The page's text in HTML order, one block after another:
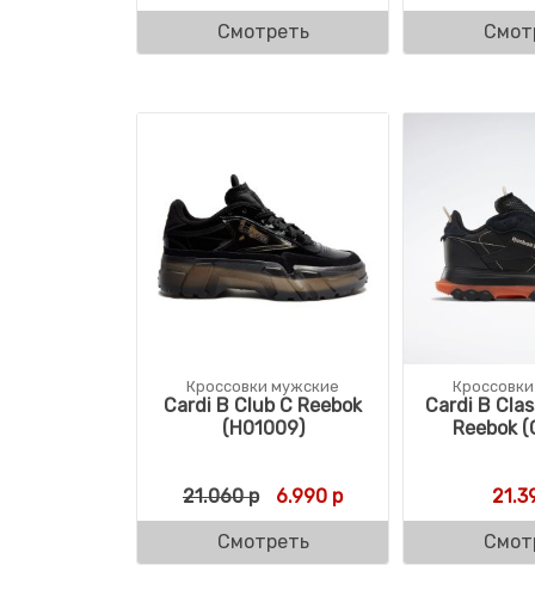
Смотреть
Кроссовки мужские
Cardi B Club C Reebok
(H01009)
21.060р Первоначальная цена
6.990 рТекущая цена: 6.990
Смотреть
Cardi B
Reebok